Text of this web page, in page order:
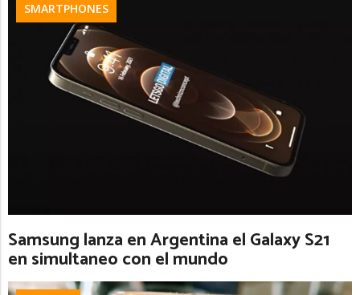
SMARTPHONES
Samsung lanza en Argentina el Galaxy S21
en simultaneo con el mundo